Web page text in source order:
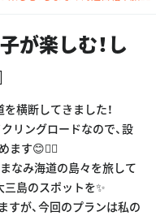
が楽しむ！し
横断してきました！
リングロードなので、設
ます😊🚴‍♀️
なみ海道の島々を旅して
三島のスポットを✨
すが、今回のプランは私の